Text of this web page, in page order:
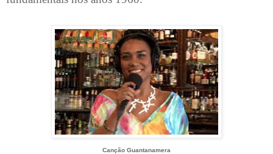
Canção Guantanamera